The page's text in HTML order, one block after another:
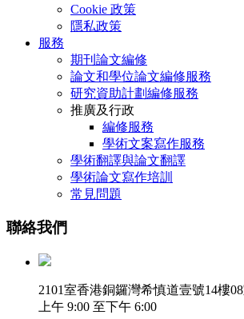
Cookie 政策
隱私政策
服務
期刊論文編修
論文和學位論文編修服務
研究資助計劃編修服務
推廣及行政
編修服務
學術文案寫作服務
學術翻譯與論文翻譯
學術論文寫作培訓
常見問題
聯絡我們
2101室香港銅鑼灣希慎道壹號14樓
上午 9:00 至下午 6:00